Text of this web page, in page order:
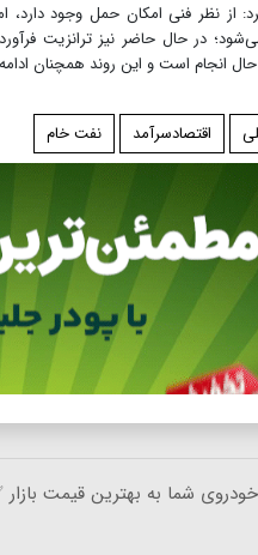
از نظر فنی امکان حمل وجود دارد،
در حال حاضر نیز ترانزیت
انجام است و این روند همچنان
اقتصادسرآمد نفت خام
شما به بهترین قیمت بازار